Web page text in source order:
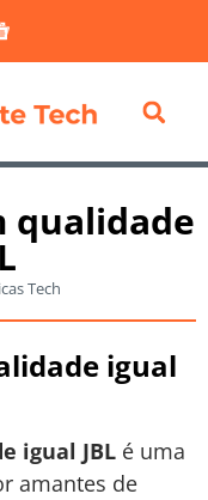
qualidade
Tech
igual
igual JBL é uma
amantes de